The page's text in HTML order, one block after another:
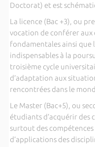
Doctorat) et est
La licence (Bac +3), ou
vocation de conférer aux
fondamentales ainsi que
indispensables à la
troisième cycle
d’adaptation aux
rencontrées dans le
Le Master (Bac+5), ou
étudiants d’acquérir des
surtout des
d’applications des